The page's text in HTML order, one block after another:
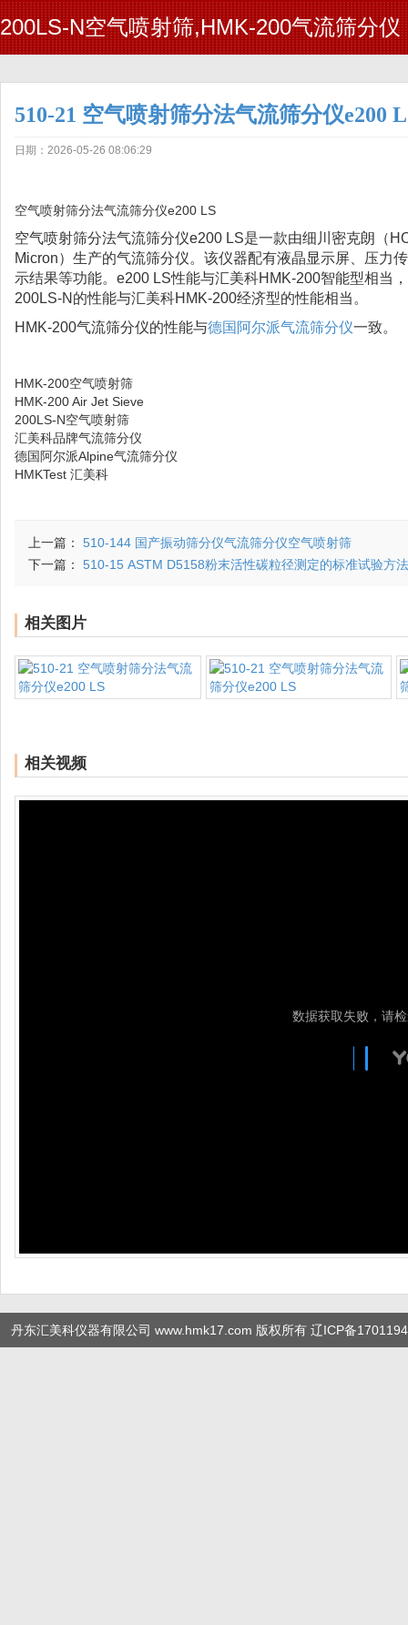
200LS-N空气喷射筛,HMK-200气流筛分仪
510-21 空气喷射筛分法气流筛分仪e200
日期：2026-05-26 08:06:29
空气喷射筛分法气流筛分仪e200 LS
空气喷射筛分法气流筛分仪e200 LS是一款由细川密克朗（
Micron）生产的气流筛分仪。该仪器配有液晶显示屏、压力
示结果等功能。e200 LS性能与汇美科HMK-200智能型相当
200LS-N的性能与汇美科HMK-200经济型的性能相当。
HMK-200气流筛分仪的性能与德国阿尔派气流筛分仪一致。
HMK-200空气喷射筛
HMK-200 Air Jet Sieve
200LS-N空气喷射筛
汇美科品牌气流筛分仪
德国阿尔派Alpine气流筛分仪
HMKTest 汇美科
上一篇： 510-144 国产振动筛分仪气流筛分仪空气喷射筛
下一篇： 510-15 ASTM D5158粉末活性碳粒径测定的标准试验方
相关图片
相关视频
丹东汇美科仪器有限公司 www.hmk17.com 版权所有 辽ICP备